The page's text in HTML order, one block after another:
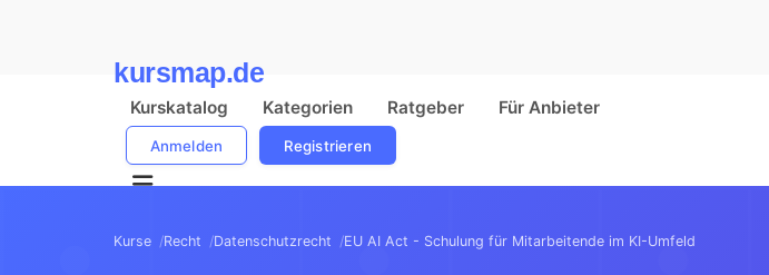
kursmap.de
Kurskatalog Kategorien Ratgeber Für Anbieter
Anmelden Registrieren
Kurse Recht Datenschutzrecht EU AI Act - Schulung für Mitarbeitende im KI-Umfeld